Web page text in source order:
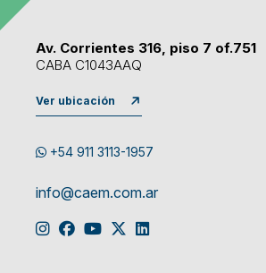
Av. Corrientes 316, piso 7 of.751
CABA C1043AAQ
Ver ubicación
+54 911 3113-1957
info@caem.com.ar